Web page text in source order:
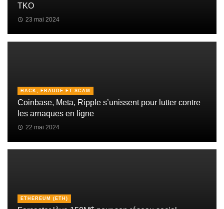
TKO
23 mai 2024
HACK, FRAUDE ET SCAM
Coinbase, Meta, Ripple s’unissent pour lutter contre
les arnaques en ligne
22 mai 2024
ETHEREUM (ETH)